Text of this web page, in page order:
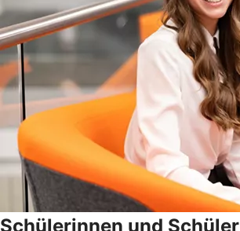
Schülerinnen und Schüler